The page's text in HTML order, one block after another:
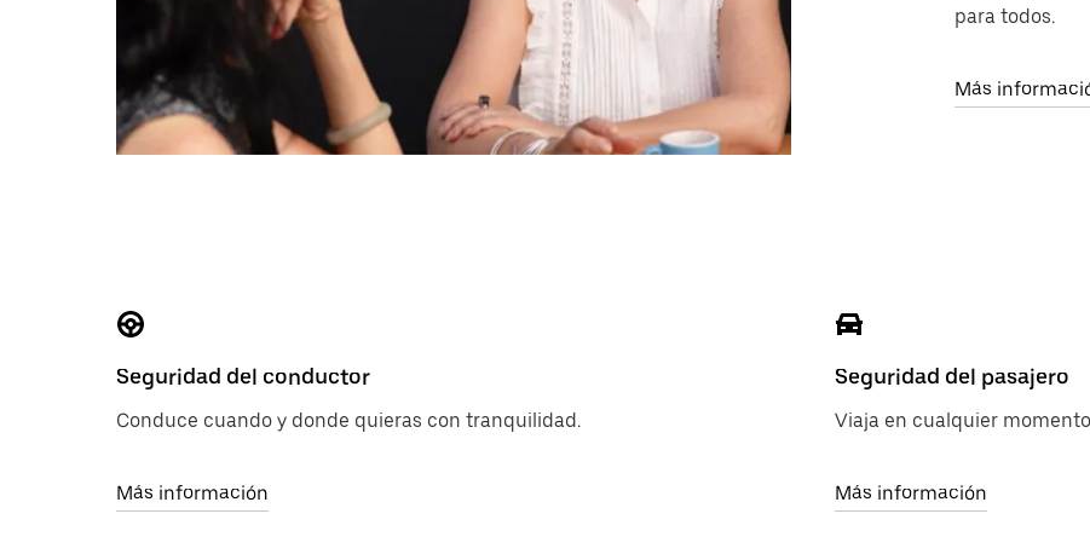
para todos.
Más
Seguridad del conductor
Conduce cuando y donde quieras con tranquilidad.
Más información
Seguridad del pasajero
Viaja en cualquier
Más información